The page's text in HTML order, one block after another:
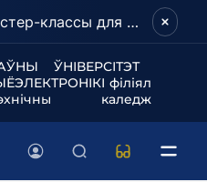
Обучающие курсы и мастер-классы для школьников и абитуриентов!
ЎНІВЕРСІТЭТ
філіял
каледж